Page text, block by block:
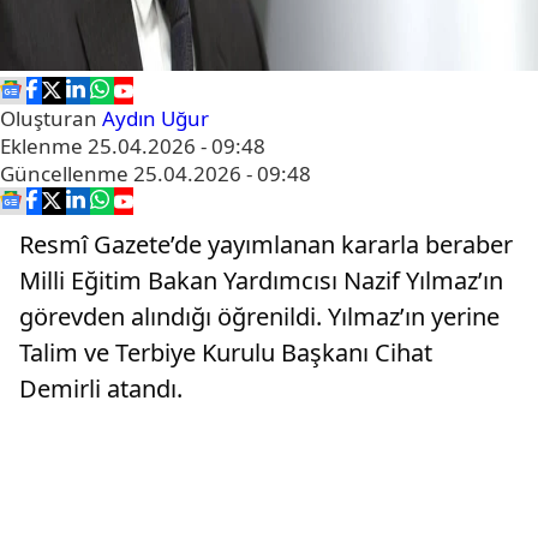
Oluşturan Aydın Uğur
Eklenme 25.04.2026 - 09:48
Güncellenme 25.04.2026 - 09:48
Resmî Gazete’de yayımlanan kararla beraber
Milli Eğitim Bakan Yardımcısı Nazif Yılmaz’ın
görevden alındığı öğrenildi. Yılmaz’ın yerine
Talim ve Terbiye Kurulu Başkanı Cihat
Demirli atandı.